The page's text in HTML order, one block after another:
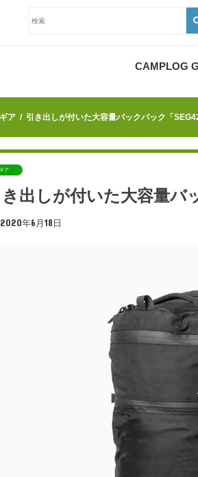
CAMPLOG
ギア 引き出しが付いた大容量バックパック「
ギア
き出しが付いた大容量バ
2020年6月18日